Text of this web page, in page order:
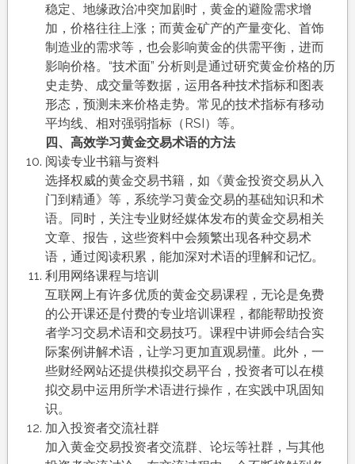
稳定、地缘政治冲突加剧时，黄金的避险需求增
加，价格往往上涨；而黄金矿产的产量变化、首饰
制造业的需求等，也会影响黄金的供需平衡，进而
影响价格。“技术面” 分析则是通过研究黄金价格的历
史走势、成交量等数据，运用各种技术指标和图表
形态，预测未来价格走势。常见的技术指标有移动
平均线、相对强弱指标（RSI）等。
四、高效学习黄金交易术语的方法
阅读专业书籍与资料
选择权威的黄金交易书籍，如《黄金投资交易从入
门到精通》等，系统学习黄金交易的基础知识和术
语。同时，关注专业财经媒体发布的黄金交易相关
文章、报告，这些资料中会频繁出现各种交易术
语，通过阅读积累，能加深对术语的理解和记忆。
利用网络课程与培训
互联网上有许多优质的黄金交易课程，无论是免费
的公开课还是付费的专业培训课程，都能帮助投资
者学习交易术语和交易技巧。课程中讲师会结合实
际案例讲解术语，让学习更加直观易懂。此外，一
些财经网站还提供模拟交易平台，投资者可以在模
拟交易中运用所学术语进行操作，在实践中巩固知
识。
加入投资者交流社群
加入黄金交易投资者交流群、论坛等社群，与其他